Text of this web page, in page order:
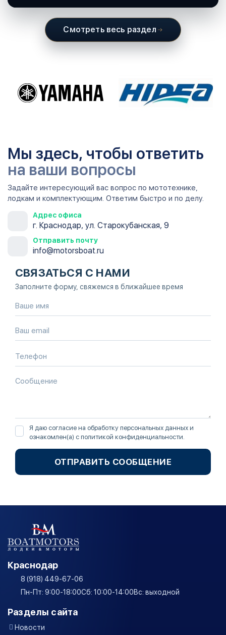
Смотреть весь раздел
Мы здесь, чтобы ответить
на ваши вопросы
Задайте интересующий вас вопрос по мототехнике,
лодкам и комплектующим. Ответим быстро и по делу.
Адрес офиса
г. Краснодар, ул. Старокубанская, 9
Отправить почту
info@motorsboat.ru
СВЯЗАТЬСЯ С НАМИ
Заполните форму, свяжемся в ближайшее время
Я даю согласие на обработку персональных данных и
ознакомлен(а) с политикой конфиденциальности
ОТПРАВИТЬ СООБЩЕНИЕ
Краснодар
8 (918) 449-67-06
Пн-Пт: 9:00-18:00Сб: 10:00-14:00Вс: выходной
Разделы сайта
Новости